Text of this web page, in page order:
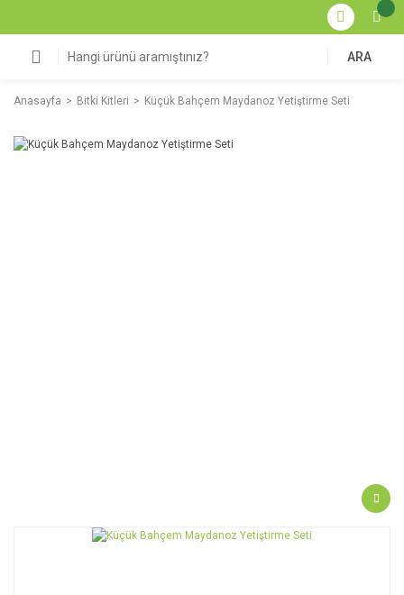
ARA
Anasayfa Bitki Kitleri Küçük Bahçem Maydanoz Yetiştirme Seti